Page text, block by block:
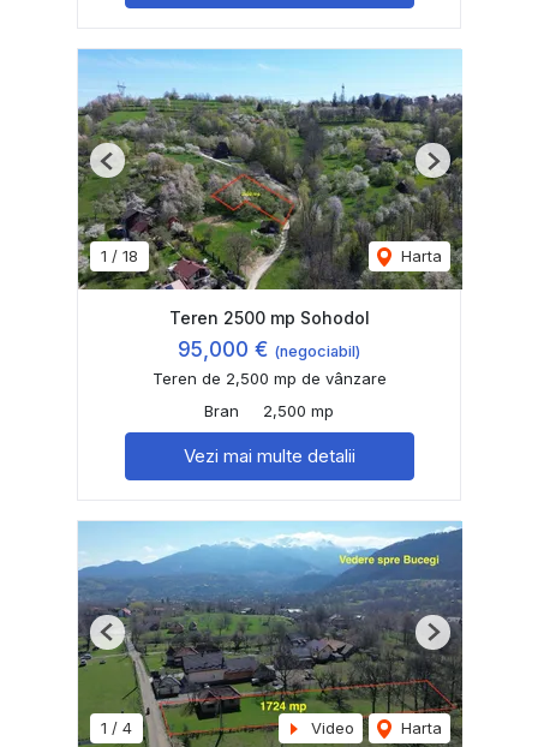
1 / 18 Harta
Previous Next
Teren 2500 mp Sohodol
95,000 € (negociabil)
Teren de 2,500 mp de vânzare
Bran
2,500 mp
Vezi mai multe detalii
1 / 4 Video Harta
Previous Next